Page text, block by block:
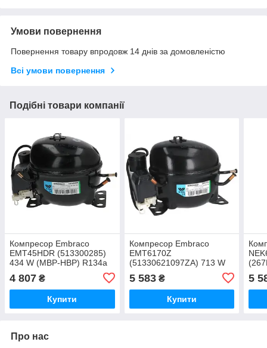
Умови повернення
Повернення товару впродовж 14 днів за домовленістю
Всі умови повернення
Подібні товари компанії
Компресор Embraco
EMT45HDR (513300285)
434 W (MBP-HBP) R134a
4 807 ₴
Купити
Компресор Embraco
EMT6170Z
(51330621097ZA) 713 W
5 583₴
Купити
5
Про нас